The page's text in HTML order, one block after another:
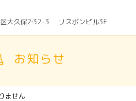
大久保2‐32-3 リスボンビル3F
お知らせ
ません